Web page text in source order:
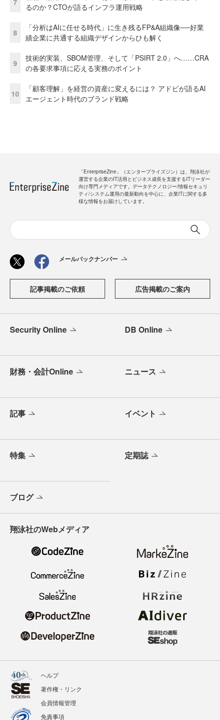
るのか？CTOが語るインフラ運用戦略
8
「分析はAIに任せる時代」に生き残るFP&A組織像──好業
績企業に共通する組織デザインからひも解く
9
技術的実装、SBOM管理、そして「PSIRT 2.0」へ……CRA
の各要求事項に応える実務のポイント
10
「顧客理解」を経営の資産に変えるには？ アドビが語るAI
エージェント時代のブランド戦略
「EnterpriseZine」（エンタープライズジン）は、翔泳社が
運営する企業のIT活用とビジネス成長を支援するITリーダー
向け専門メディアです。データテクノロジー/情報セキュリ
ティ/システム運用の最新動向を中心に、企業ITに関する多
様な情報をお届けしています。
メールバックナンバー
記事掲載のご依頼 広告掲載のご案内
Security Online DB Online
財務・会計Online ニュース
記事 イベント
特集 定期誌
ブログ
翔泳社のWebメディア
ヘルプ
著作権・リンク
会員情報管理
免責事項